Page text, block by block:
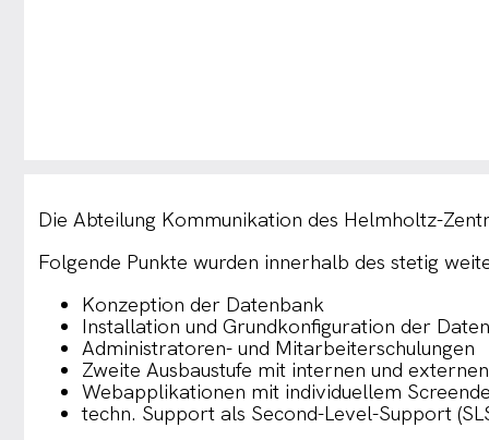
Die Abteilung Kommunikation des Helmholtz-
Folgende Punkte wurden innerhalb des stetig
Konzeption der Datenbank
Installation und Grundkonfiguration der
Administratoren- und Mitarbeiterschulungen
Zweite Ausbaustufe mit internen und
Webapplikationen mit individuellem
techn. Support als Second-Level-Support